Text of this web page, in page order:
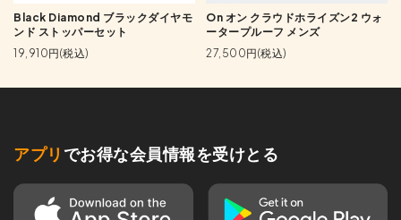
Black Diamond ブラックダイヤモ
ンド ストッパーセット
19,910円(税込)
On オン クラウドホライズン2 ウォ
ータープルーフ メンズ
27,500円(税込)
アプリ でお得な会員情報を受けとる